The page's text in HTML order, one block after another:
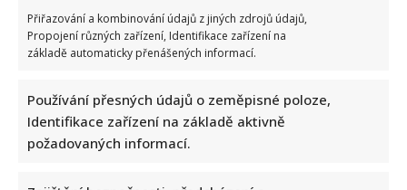
Přiřazování a kombinování údajů z jiných zdrojů údajů,
Propojení různých zařízení, Identifikace zařízení na
základě automaticky přenášených informací.
Používání přesných údajů o zeměpisné poloze,
Identifikace zařízení na základě aktivně
požadovaných informací.
slavné tváře domácího filmu opravdu dokonale